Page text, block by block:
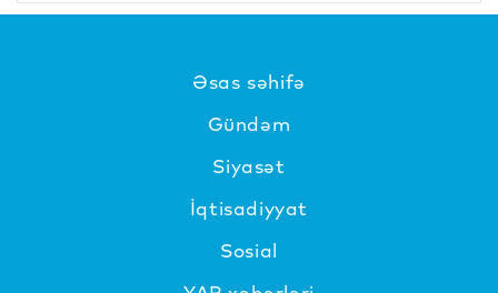
Əsas səhifə
Gündəm
Siyasət
İqtisadiyyat
Sosial